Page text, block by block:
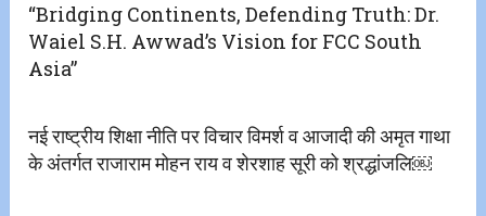
“Bridging Continents, Defending Truth: Dr.
Waiel S.H. Awwad’s Vision for FCC South
Asia”
नई राष्ट्रीय शिक्षा नीति पर विचार विमर्श व आजादी की‌ अमृत गाथा
के अंतर्गत राजाराम मोहन राय व शेरशाह सूरी को श्रद्धांजलि￼